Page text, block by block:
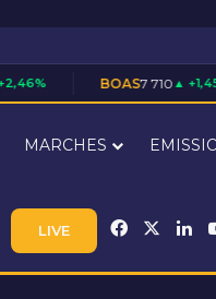
BOAS7 710 ▲ +1,45%
MARCHES
LIVE Facebook